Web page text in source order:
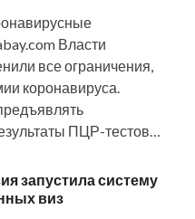
Власти
все ограничения,
коронавируса.
ПЦР-тестов…
запустила систему
виз